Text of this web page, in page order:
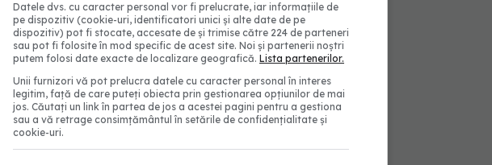
oferim soluții, și noi și alți epidemiologi, sunt
soluții customizate pentru fiecare business în
ar trebui recomandat să apeleze la serviciile
rând, din punct de vedere al afacerii. Pentru
ceva, din punct de vedere epidemiologic în în
cel puțin pentru o perioadă. Nu mai vorbesc
Datele dvs. cu caracter personal vor fi prelucrate, iar informațiile de
pe dispozitiv (cookie-uri, identificatori unici și alte date de pe
dispozitiv) pot fi stocate, accesate de și trimise către 224 de parteneri
sau pot fi folosite în mod specific de acest site. Noi și partenerii noștri
putem folosi date exacte de localizare geografică. Lista partenerilor.
Unii furnizori vă pot prelucra datele cu caracter personal în interes
legitim, față de care puteți obiecta prin gestionarea opțiunilor de mai
jos. Căutați un link în partea de jos a acestei pagini pentru a gestiona
sau a vă retrage consimțământul în setările de confidențialitate și
cookie-uri.